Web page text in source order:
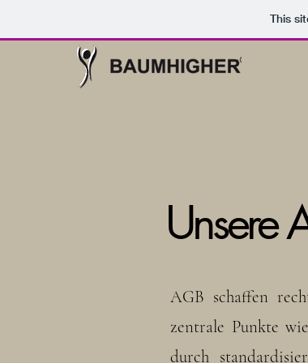
This
Unsere
AGB schaffen
zentrale Punkte
durch